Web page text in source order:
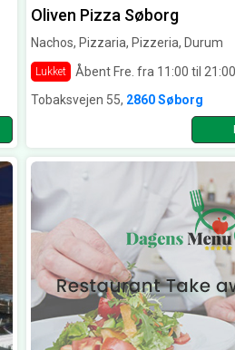
Oliven Pizza Søborg
Nachos, Pizzaria, Pizzeria, Durum
Lukket Åbent Fre. fra 11:00 til 21:00
Tobaksvejen 55, 2860 Søborg